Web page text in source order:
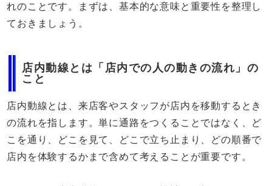
れのことです。まずは、基本的な意味と重要性を整理し
ておきましょう。
店内動線とは「店内での人の動きの流れ」の
こと
店内動線とは、来店客やスタッフが店内を移動するとき
の流れを指します。単に通路をつくることではなく、ど
こを通り、どこを見て、どこで立ち止まり、どの順番で
店内を体験するかまで含めて考えることが重要です。